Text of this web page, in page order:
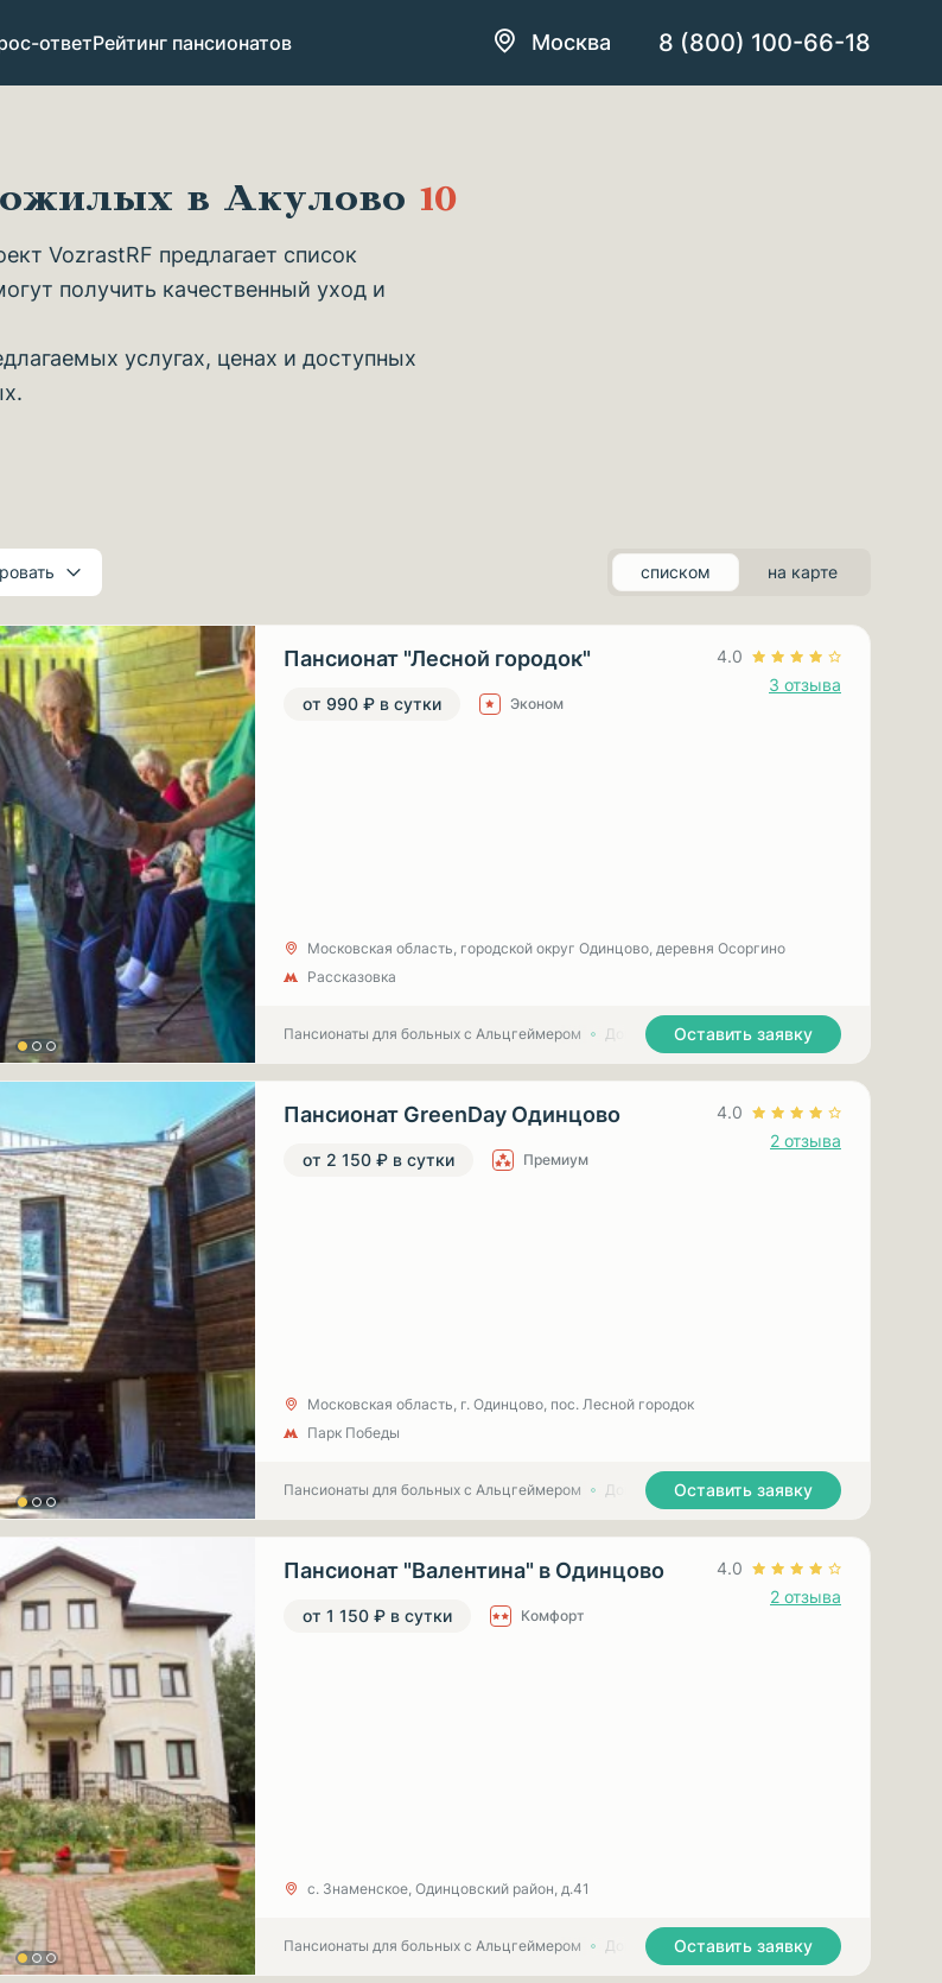
ответРейтинг пансионатов Москва 8 (800) 100-66-18
в Акулово 10
VozrastRF предлагает список
получить качественный уход и
услугах, ценах и доступных
списком на карте
Пансионат "Лесной городок"
4.0
3 отзыва
от 990 ₽ в сутки
Эконом
Московская область, городской округ Одинцово, деревня Осоргино
Рассказовка
Пансионаты для больных с Альцгеймером Дома престарелых для больных с Паркинсоном
Оставить заявку
Пансионат GreenDay Одинцово
4.0
2 отзыва
от 2 150 ₽ в сутки
Премиум
Московская область, г. Одинцово, пос. Лесной городок
Парк Победы
Пансионаты для больных с Альцгеймером Дома престарелых для больных с Паркинсоном
Оставить заявку
Пансионат "Валентина" в Одинцово
4.0
2 отзыва
от 1 150 ₽ в сутки
Комфорт
с. Знаменское, Одинцовский район, д.41
Пансионаты для больных с Альцгеймером Дома престарелых для больных с Паркинсоном
Оставить заявку